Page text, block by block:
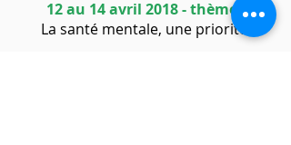
12 au 14 avril 2018 - thème :
La santé mentale, une priorité!